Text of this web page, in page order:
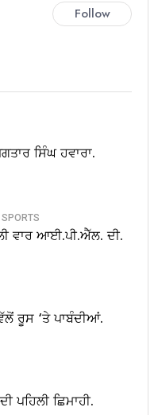
Follow
ਸਿੰਘ ਹਵਾਰਾ.
SPORTS
ਵਾਰ ਆਈ.ਪੀ.ਐੱਲ. ਦੀ.
ਰੂਸ ‘ਤੇ ਪਾਬੰਦੀਆਂ.
ਪਹਿਲੀ ਛਿਮਾਹੀ.